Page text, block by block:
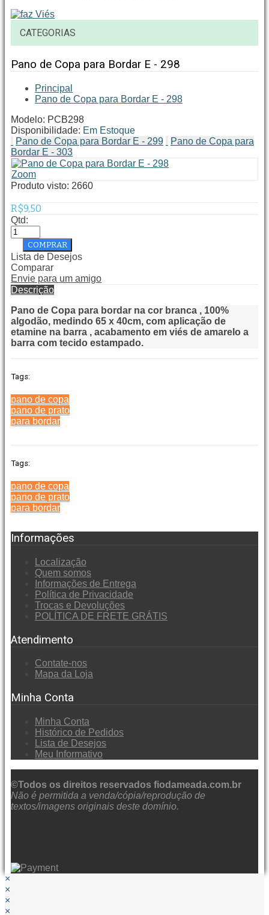
CATEGORIAS
Pano de Copa para Bordar E - 298
Principal
Pano de Copa para Bordar E - 298
Modelo: PCB298
Disponibilidade: Em Estoque
Pano de Copa para Bordar E - 299
Pano de Copa para
Bordar E - 303
Zoom
Produto visto: 2660
R$9,50
Qtd:
Lista de Desejos
Comparar
Envie para um amigo
Descrição
Pano de Copa para bordar na cor branca , 100%
algodão, medindo 65 x 40cm, com aplicação de
etamine na barra , acabamento em viés de amarelo a
barra com tecido estampado.
Tags:
pano de copa
pano de prato
para bordar
Tags:
pano de copa
pano de prato
para bordar
Informações
Localização
Quem somos
Informações de Entrega
Política de Privacidade
Trocas e Devoluções
POLÍTICA DE FRETE GRÁTIS
Atendimento
Contate-nos
Mapa da Loja
Minha Conta
Minha Conta
Histórico de Pedidos
Lista de Desejos
Meu Informativo
©Todos os direitos reservados fiodameada.com.br
Não é permitida a venda/cópia/reprodução de
textos/imagens originais deste domínio.
×
×
×
×